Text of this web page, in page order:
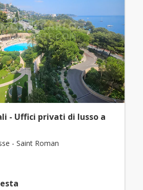
- Uffici privati di lusso a
- Saint Roman